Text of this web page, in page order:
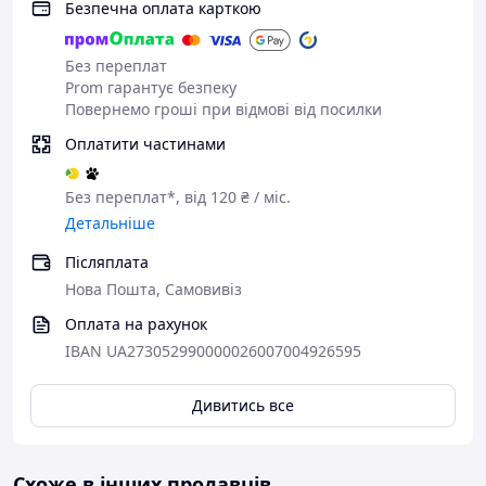
яких умовах.
Іграшковийрадіокерований танк
Безпечна оплата карткою
Без переплат
Prom гарантує безпеку
Повернемо гроші при відмові від посилки
Оплатити частинами
Без переплат*, від 120 ₴ / міс.
Детальніше
Післяплата
Нова Пошта, Самовивіз
Оплата на рахунок
IBAN UA273052990000026007004926595
Дивитись все